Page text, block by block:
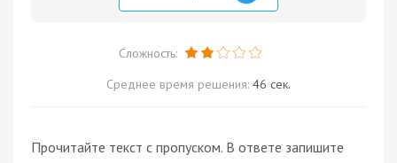
Сложность:
Среднее время решения: 46 сек.
Прочитайте текст с пропуском. В ответе запишите